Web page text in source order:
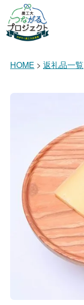
HOME 返礼品一覧